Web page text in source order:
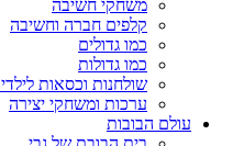
משחקי חשיבה
קלפים חברה וחשיבה
כמו גדולים
כמו גדולות
שולחנות וכסאות לילדים
ערכות ומשחקי יצירה
עולם הבובות